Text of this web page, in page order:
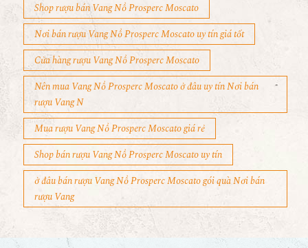
Shop rượu bán Vang Nổ Prosperc Moscato
Nơi bán rượu Vang Nổ Prosperc Moscato uy tín giá tốt
Cửa hàng rượu Vang Nổ Prosperc Moscato
Nên mua Vang Nổ Prosperc Moscato ở đâu uy tín Nơi bán
rượu Vang N
Mua rượu Vang Nổ Prosperc Moscato giá rẻ
Shop bán rượu Vang Nổ Prosperc Moscato uy tín
ở đâu bán rượu Vang Nổ Prosperc Moscato gói quà Nơi bán
rượu Vang